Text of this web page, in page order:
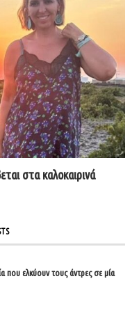
στα καλοκαιρινά
που ελκύουν τους άντρες σε μία